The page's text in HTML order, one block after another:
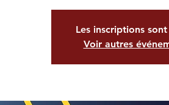
Les inscriptions
Voir autres